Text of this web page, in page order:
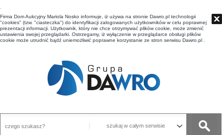
t
Firma Dom Aukcyjny Mariola Nosko informuje, iż używa na stronie Dawro.pl technologii
"cookies" (tzw. "ciasteczka") do identyfikacji zalogowanych użytkowników w celu poprawnej
prezentacji informacji. Użytkownik, który nie chce otrzymywać plików cookie, może zmienić
ustawienia swojej przeglądarki. Ostrzegamy, iż wyłączenie w przeglądarce obsługi plików
cookie może utrudnić bądź uniemożliwić poprawne korzystanie ze stron serwisu Dawro.pl .
szukaj w całym serwisie